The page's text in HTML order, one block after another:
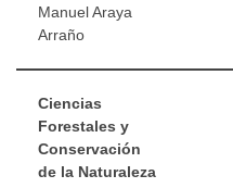
Manuel Araya
Arraño
Ciencias
Forestales y
Conservación
de la Naturaleza